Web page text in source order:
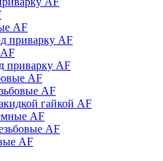
AF
приварку AF
приварку AF
AF
AF
гайкой AF
AF
AF
AF